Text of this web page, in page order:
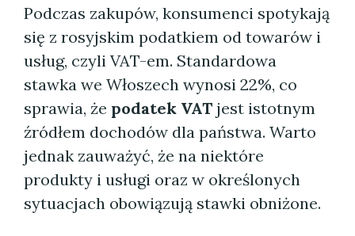
Podczas zakupów, konsumenci spotykają
się z rosyjskim podatkiem od towarów i
usług, czyli VAT-em. Standardowa
stawka we Włoszech wynosi 22%, co
sprawia, że podatek VAT jest istotnym
źródłem dochodów dla państwa. Warto
jednak zauważyć, że na niektóre
produkty i usługi oraz w określonych
sytuacjach obowiązują stawki obniżone.